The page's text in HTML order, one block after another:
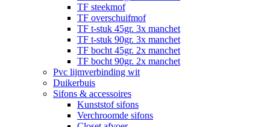
TF steekmof
TF overschuifmof
TF t-stuk 45gr. 3x manchet
TF t-stuk 90gr. 3x manchet
TF bocht 45gr. 2x manchet
TF bocht 90gr. 2x manchet
Pvc lijmverbinding wit
Duikerbuis
Sifons & accessoires
Kunststof sifons
Verchroomde sifons